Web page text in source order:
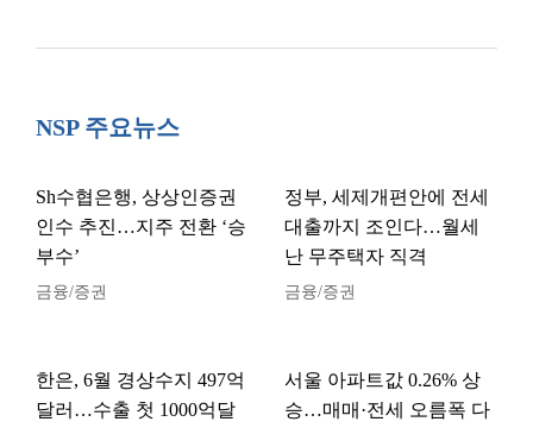
NSP 주요뉴스
Sh수협은행, 상상인증권
인수 추진…지주 전환 ‘승
부수’
금융/증권
정부, 세제개편안에 전세
대출까지 조인다…월세
난 무주택자 직격
금융/증권
한은, 6월 경상수지 497억
달러…수출 첫 1000억달
서울 아파트값 0.26% 상
승…매매·전세 오름폭 다